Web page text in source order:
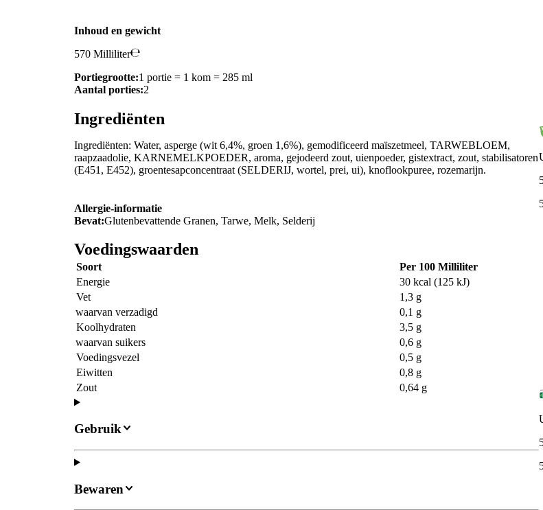
Inhoud en gewicht
570 Milliliter
Portiegrootte:1 portie = 1 kom = 285 ml
Aantal porties:2
Ingrediënten
Ingrediënten: Water, asperge (wit 6,4%, groen 1,6%), gemodificeerd maïszetmeel, TARWEBLOEM,
raapzaadolie, KARNEMELKPOEDER, aroma, gejodeerd zout, uienpoeder, gistextract, zout, stabilisatoren
(E451, E452), groentesapconcentraat (SELDERIJ, wortel, prei, ui), knoflookpuree, rozemarijn.
Allergie-informatie
Bevat:Glutenbevattende Granen, Tarwe, Melk, Selderij
Voedingswaarden
Soort
Per 100 Milliliter
Energie
30 kcal (125 kJ)
Vet
1,3 g
waarvan verzadigd
0,1 g
Koolhydraten
3,5 g
waarvan suikers
0,6 g
Voedingsvezel
0,5 g
Eiwitten
0,8 g
Zout
0,64 g
Gebruik
Bewaren